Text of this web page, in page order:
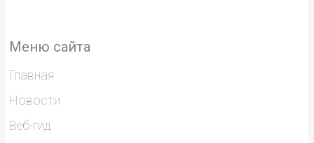
Меню сайта
Главная
Новости
Веб-гид